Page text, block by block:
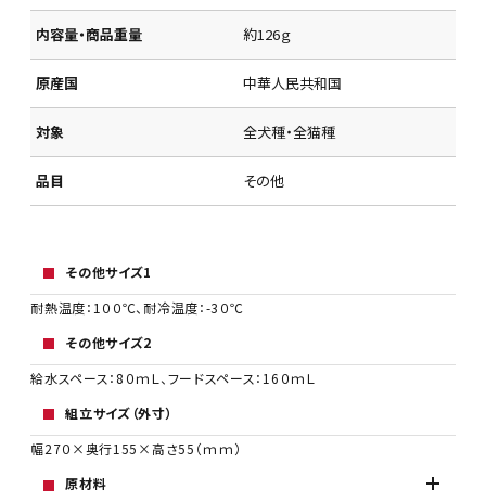
内容量・商品重量 約126ｇ
原産国 中華人民共和国
対象 全犬種・全猫種
品目 その他
その他サイズ1
耐熱温度：1００℃、耐冷温度：-3０℃
その他サイズ2
給水スペース：8０ｍＬ、フードスペース：16０ｍＬ
組立サイズ（外寸）
幅27０×奥行155×高さ55（ｍｍ）
原材料